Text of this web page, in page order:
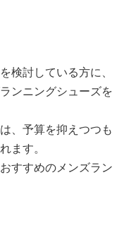
検討している方に、
ンニングシューズを
、予算を抑えつつも
ます。
すすめのメンズラン